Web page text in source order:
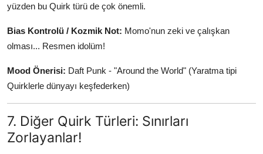
yüzden bu Quirk türü de çok önemli.
Bias Kontrolü / Kozmik Not: Momo'nun zeki ve çalışkan
olması... Resmen idolüm!
Mood Önerisi: Daft Punk - "Around the World" (Yaratma tipi
Quirklerle dünyayı keşfederken)
7. Diğer Quirk Türleri: Sınırları
Zorlayanlar!